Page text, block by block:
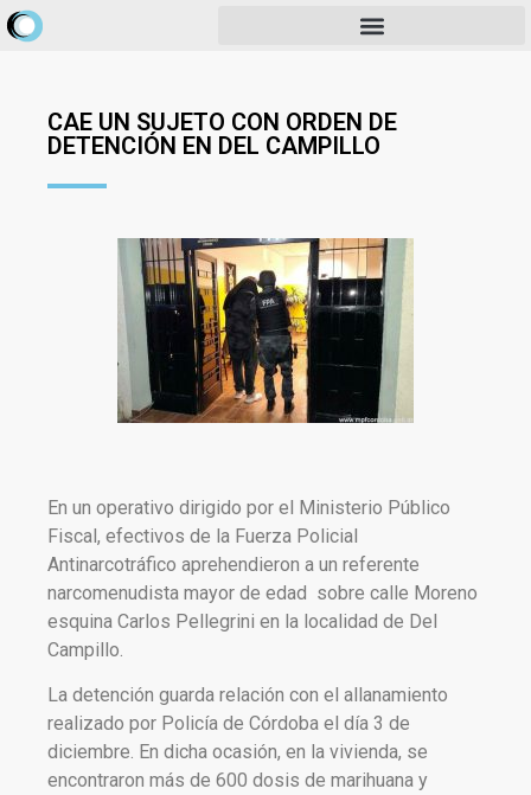
CAE UN SUJETO CON ORDEN DE
DETENCIÓN EN DEL CAMPILLO
En un operativo dirigido por el Ministerio Público
Fiscal, efectivos de la Fuerza Policial
Antinarcotráfico aprehendieron a un referente
narcomenudista mayor de edad sobre calle Moreno
esquina Carlos Pellegrini en la localidad de Del
Campillo.
La detención guarda relación con el allanamiento
realizado por Policía de Córdoba el día 3 de
diciembre. En dicha ocasión, en la vivienda, se
encontraron más de 600 dosis de marihuana y